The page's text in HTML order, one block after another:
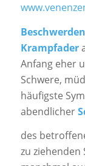
Beschwerden
Krampfader
Anfang eher
Schwere,
häufigste
abendlicher
des
zu ziehenden